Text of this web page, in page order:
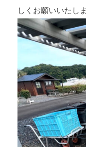
しくお願いいたしま